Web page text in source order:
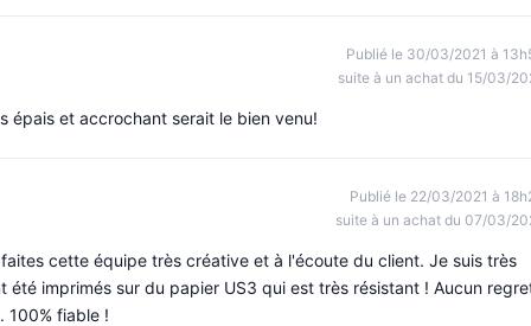
Publié le 30/03/2021 à
suite à un achat du 15/03/
épais et accrochant serait le bien venu!
Publié le 22/03/2021 à
suite à un achat du 07/03/
cette équipe très créative et à l'écoute du client. Je suis très
imprimés sur du papier US3 qui est très résistant ! Aucun
100% fiable !